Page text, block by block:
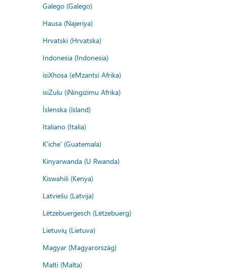
Galego (Galego)
Hausa (Najeriya)
Hrvatski (Hrvatska)
Indonesia (Indonesia)
isiXhosa (eMzantsi Afrika)
isiZulu (iNingizimu Afrika)
Íslenska (ísland)
Italiano (Italia)
K'iche' (Guatemala)
Kinyarwanda (U Rwanda)
Kiswahili (Kenya)
Latviešu (Latvija)
Lëtzebuergesch (Lëtzebuerg)
Lietuvių (Lietuva)
Magyar (Magyarország)
Malti (Malta)